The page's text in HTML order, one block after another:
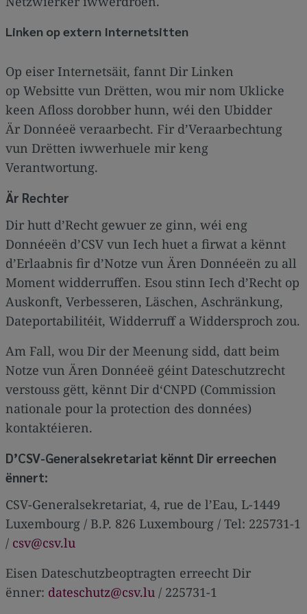
Linken op extern Internetsitten
Op eiser Internetsäit, fannt Dir Linken
op Websitte vun Drëtten, wou mir nom Uklicke
keen Afloss dorobber hunn, wéi den Ubidder
Är Donnéeë veraarbecht. Fir d’Veraarbechtung
vun Drëtten iwwerhuele mir keng
Verantwortung.
Är Rechter
Dir hutt d’Recht gewuer ze ginn, wéi eng
Donnéeën d’CSV vun Iech huet a firwat a kënnt
d’Erlaabnis fir d’Notze vun Ären Donnéeën zu all
Moment widderruffen. Esou stinn Iech d’Recht op
Auskonft, Verbesseren, Läschen, Aschränkung,
Dateportabilitéit, Widderruff a Widdersproch zou.
Am Fall, wou Dir der Meenung sidd, datt beim
Notze vun Ären Donnéeë géint Dateschutzrecht
verstouss gëtt, kënnt Dir d‘CNPD (Commission
nationale pour la protection des données)
kontaktéieren.
D’CSV-Generalsekretariat kënnt Dir erreechen
ënnert:
CSV-Generalsekretariat, 4, rue de l’Eau, L-1449
Luxembourg / B.P. 826 Luxembourg / Tel: 225731-1
/ csv@csv.lu
Eisen Dateschutzbeoptragten erreecht Dir
ënner: dateschutz@csv.lu / 225731-1